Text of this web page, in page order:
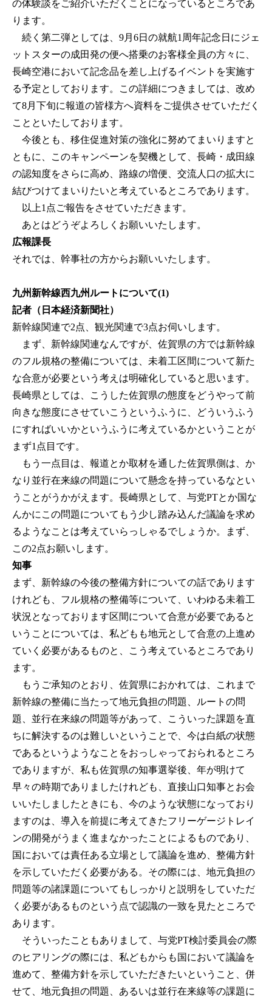
の体験談をご紹介いただくことになっているところであ
ります。
続く第二弾としては、9月6日の就航1周年記念日にジェ
ットスターの成田発の便へ搭乗のお客様全員の方々に、
長崎空港において記念品を差し上げるイベントを実施す
る予定としております。この詳細につきましては、改め
て8月下旬に報道の皆様方へ資料をご提供させていただく
ことといたしております。
今後とも、移住促進対策の強化に努めてまいりますと
ともに、このキャンペーンを契機として、長崎・成田線
の認知度をさらに高め、路線の増便、交流人口の拡大に
結びつけてまいりたいと考えているところであります。
以上1点ご報告をさせていただきます。
あとはどうぞよろしくお願いいたします。
広報課長
それでは、幹事社の方からお願いいたします。
九州新幹線西九州ルートについて(1)
記者（日本経済新聞社）
新幹線関連で2点、観光関連で3点お伺いします。
まず、新幹線関連なんですが、佐賀県の方では新幹線
のフル規格の整備については、未着工区間について新た
な合意が必要という考えは明確化していると思います。
長崎県としては、こうした佐賀県の態度をどうやって前
向きな態度にさせていこうというふうに、どういうふう
にすればいいかというふうに考えているかということが
まず1点目です。
もう一点目は、報道とか取材を通した佐賀県側は、か
なり並行在来線の問題について懸念を持っているなとい
うことがうかがえます。長崎県として、与党PTとか国な
んかにこの問題についてもう少し踏み込んだ議論を求め
るようなことは考えていらっしゃるでしょうか。まず、
この2点お願いします。
知事
まず、新幹線の今後の整備方針についての話であります
けれども、フル規格の整備等について、いわゆる未着工
状況となっております区間について合意が必要であると
いうことについては、私どもも地元として合意の上進め
ていく必要があるものと、こう考えているところであり
ます。
もうご承知のとおり、佐賀県におかれては、これまで
新幹線の整備に当たって地元負担の問題、ルートの問
題、並行在来線の問題等があって、こういった課題を直
ちに解決するのは難しいということで、今は白紙の状態
であるというようなことをおっしゃっておられるところ
でありますが、私も佐賀県の知事選挙後、年が明けて
早々の時期でありましたけれども、直接山口知事とお会
いいたしましたときにも、今のような状態になっており
ますのは、導入を前提に考えてきたフリーゲージトレイ
ンの開発がうまく進まなかったことによるものであり、
国においては責任ある立場として議論を進め、整備方針
を示していただく必要がある。その際には、地元負担の
問題等の諸課題についてもしっかりと説明をしていただ
く必要があるものという点で認識の一致を見たところで
あります。
そういったこともありまして、与党PT検討委員会の際
のヒアリングの際には、私どもからも国において議論を
進めて、整備方針を示していただきたいということ、併
せて、地元負担の問題、あるいは並行在来線等の課題に